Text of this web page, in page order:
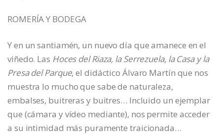
ROMERÍA Y BODEGA
Y en un santiamén, un nuevo día que amanece en el
viñedo. Las Hoces del Riaza, la Serrezuela, la Casa y la
Presa del Parque, el didáctico Álvaro Martín que nos
muestra lo mucho que sabe de naturaleza,
embalses, buitreras y buitres… Incluido un ejemplar
que (cámara y vídeo mediante), nos permite acceder
a su intimidad más puramente traicionada…